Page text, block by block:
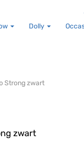
Dolly
Strong zwart
zwart